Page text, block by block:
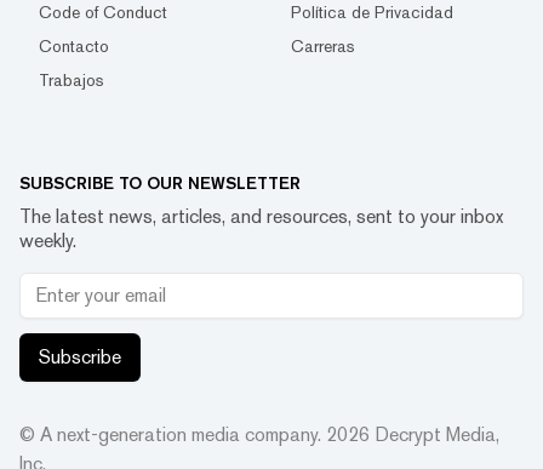
Code of Conduct
Política de Privacidad
Contacto
Carreras
Trabajos
SUBSCRIBE TO OUR NEWSLETTER
The latest news, articles, and resources, sent to your inbox
weekly.
Subscribe
© A next-generation media company. 2026 Decrypt Media,
Inc.